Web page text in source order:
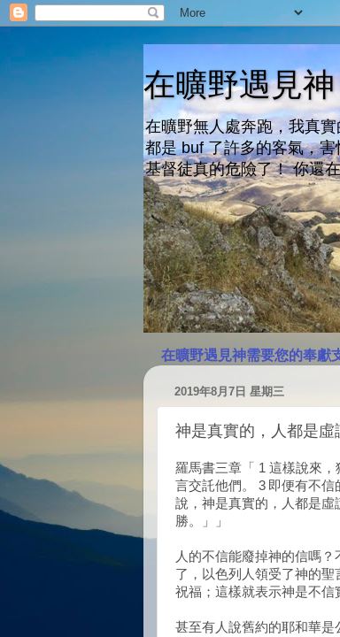
在曠野遇見神
在曠野無人處奔跑，我真
都是 buf 了許多的客氣，
基督徒真的危險了！ 你還
在曠野遇見神需要您的奉獻
2019年8月7日 星期三
神是真實的，人都是虛
羅馬書三章「 1 這樣說來
言交託他們。 3 即便有不
說，神是真實的，人都是
勝。」」
人的不信能廢掉神的信嗎
了，以色列人領受了神的
祝福；這樣就表示神是不
甚至有人說舊約的耶和華